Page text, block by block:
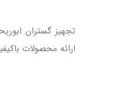
تجهیز گستران
ارائه محصولات